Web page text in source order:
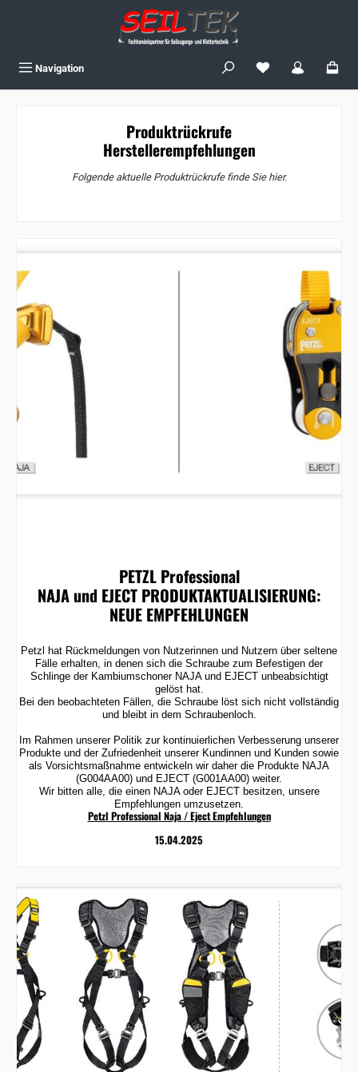
Navigation Du hast 0
Produktrückrufe
Herstellerempfehlungen
Folgende aktuelle Produktrückrufe finde Sie hier.
PETZL Professional
NAJA und EJECT PRODUKTAKTUALISIERUNG:
NEUE EMPFEHLUNGEN
Petzl hat Rückmeldungen von Nutzerinnen und Nutzern über seltene
Fälle erhalten, in denen sich die Schraube zum Befestigen der
Schlinge der Kambiumschoner NAJA und EJECT unbeabsichtigt
gelöst hat.
Bei den beobachteten Fällen, die Schraube löst sich nicht vollständig
und bleibt in dem Schraubenloch.
Im Rahmen unserer Politik zur kontinuierlichen Verbesserung unserer
Produkte und der Zufriedenheit unserer Kundinnen und Kunden sowie
als Vorsichtsmaßnahme entwickeln wir daher die Produkte NAJA
(G004AA00) und EJECT (G001AA00) weiter.
Wir bitten alle, die einen NAJA oder EJECT besitzen, unsere
Empfehlungen umzusetzen.
Petzl Professional Naja / Eject Empfehlungen
15.04.2025